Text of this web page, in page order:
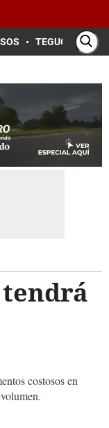
TEGUCIGALPA
costosos en